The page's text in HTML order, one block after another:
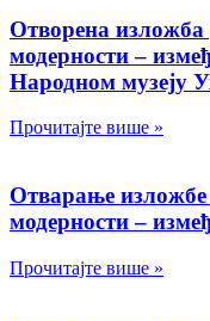
Отворена
модерности –
Народном музеју
Прочитајте више »
Отварање
модерности –
Прочитајте више »